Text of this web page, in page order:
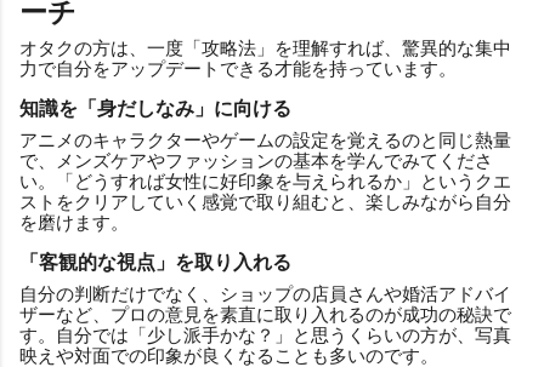
ーチ
オタクの方は、一度「攻略法」を理解すれば、驚異的な集中
力で自分をアップデートできる才能を持っています。
知識を「身だしなみ」に向ける
アニメのキャラクターやゲームの設定を覚えるのと同じ熱量
で、メンズケアやファッションの基本を学んでみてくださ
い。「どうすれば女性に好印象を与えられるか」というクエ
ストをクリアしていく感覚で取り組むと、楽しみながら自分
を磨けます。
「客観的な視点」を取り入れる
自分の判断だけでなく、ショップの店員さんや婚活アドバイ
ザーなど、プロの意見を素直に取り入れるのが成功の秘訣で
す。自分では「少し派手かな？」と思うくらいの方が、写真
映えや対面での印象が良くなることも多いのです。